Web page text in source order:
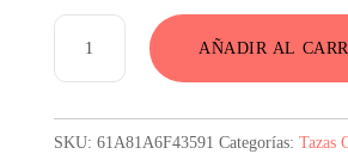
Bonitas
AÑADIR AL
SKU: 61A81A6F43591 Categorías: Tazas